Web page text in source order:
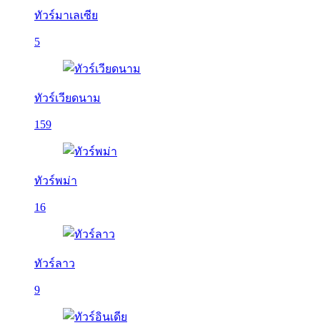
ทัวร์มาเลเซีย
5
ทัวร์เวียดนาม
159
ทัวร์พม่า
16
ทัวร์ลาว
9